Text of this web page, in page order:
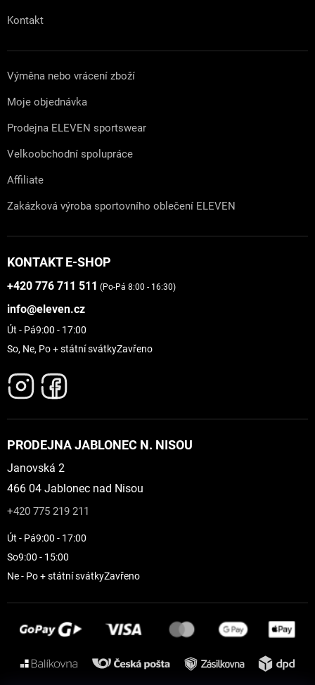
Kontakt
Výměna nebo vrácení zboží
Moje objednávka
Prodejna ELEVEN sportswear
Velkoobchodní spolupráce
Affiliate
Zakázková výroba sportovního oblečení ELEVEN
KONTAKT E-SHOP
+420 776 711 511 (Po-Pá 8:00 - 16:30)
info@eleven.cz
Út - Pá9:00 - 17:00
So, Ne, Po + státní svátkyZavřeno
PRODEJNA JABLONEC N. NISOU
Janovská 2
466 04 Jablonec nad Nisou
+420 775 219 211
Út - Pá9:00 - 17:00
So9:00 - 15:00
Ne - Po + státní svátkyZavřeno